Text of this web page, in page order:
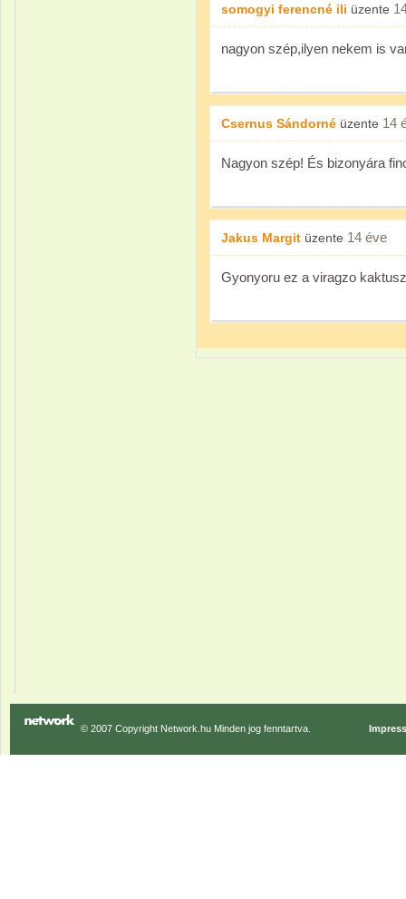
somogyi ferencné ili üzente
nagyon szép,ilyen nekem is
Csernus Sándorné üzente 14
Nagyon szép! És bizonyára
Jakus Margit üzente 14 éve
Gyonyoru ez a viragzo kaktusz
© 2007 Copyright Network.hu Minden jog fenntartva.